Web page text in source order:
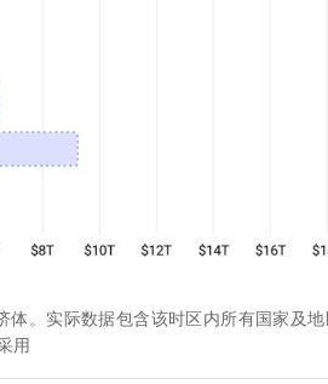
。实际数据包含该时区内所有国家及
用